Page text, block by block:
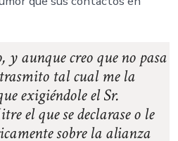
y aunque creo que no pasa
tal cual me la
exigiéndole el Sr.
el que se declarase o le
sobre la alianza